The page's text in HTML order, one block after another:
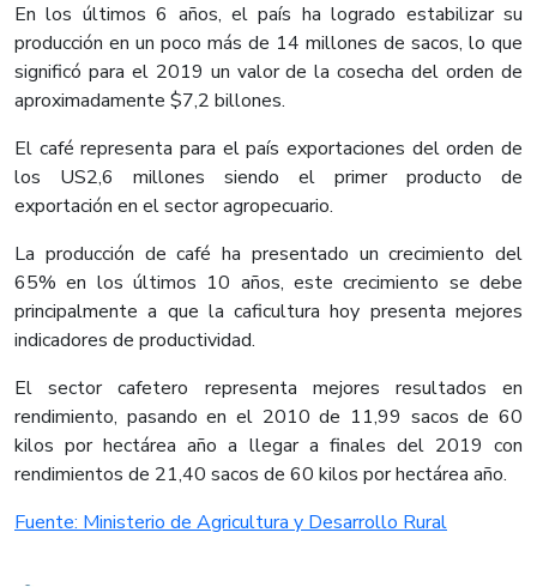
En los últimos 6 años, el país ha logrado estabilizar su
producción en un poco más de 14 millones de sacos, lo que
significó para el 2019 un valor de la cosecha del orden de
aproximadamente $7,2 billones.
El café representa para el país exportaciones del orden de
los US2,6 millones siendo el primer producto de
exportación en el sector agropecuario.
La producción de café ha presentado un crecimiento del
65% en los últimos 10 años, este crecimiento se debe
principalmente a que la caficultura hoy presenta mejores
indicadores de productividad.
El sector cafetero representa mejores resultados en
rendimiento, pasando en el 2010 de 11,99 sacos de 60
kilos por hectárea año a llegar a finales del 2019 con
rendimientos de 21,40 sacos de 60 kilos por hectárea año.
Fuente: Ministerio de Agricultura y Desarrollo Rural